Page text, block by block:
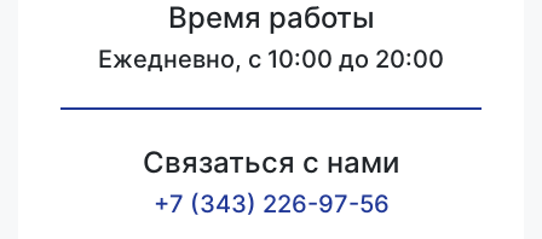
Время работы
Ежедневно, с 10:00 до 20:00
Связаться с нами
+7 (343) 226-97-56